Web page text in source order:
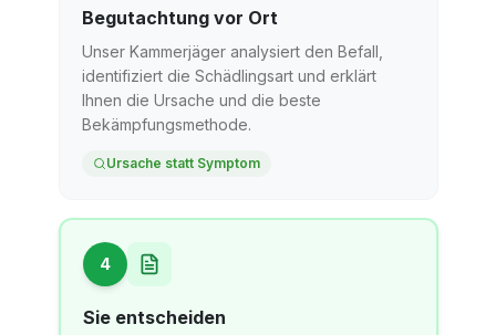
Begutachtung vor Ort
Unser Kammerjäger analysiert den Befall,
identifiziert die Schädlingsart und erklärt
Ihnen die Ursache und die beste
Bekämpfungsmethode.
Ursache statt Symptom
4
Sie entscheiden